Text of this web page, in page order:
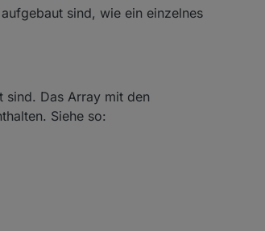
sind, wie ein einzelnes
sind. Das Array mit den
Siehe so: